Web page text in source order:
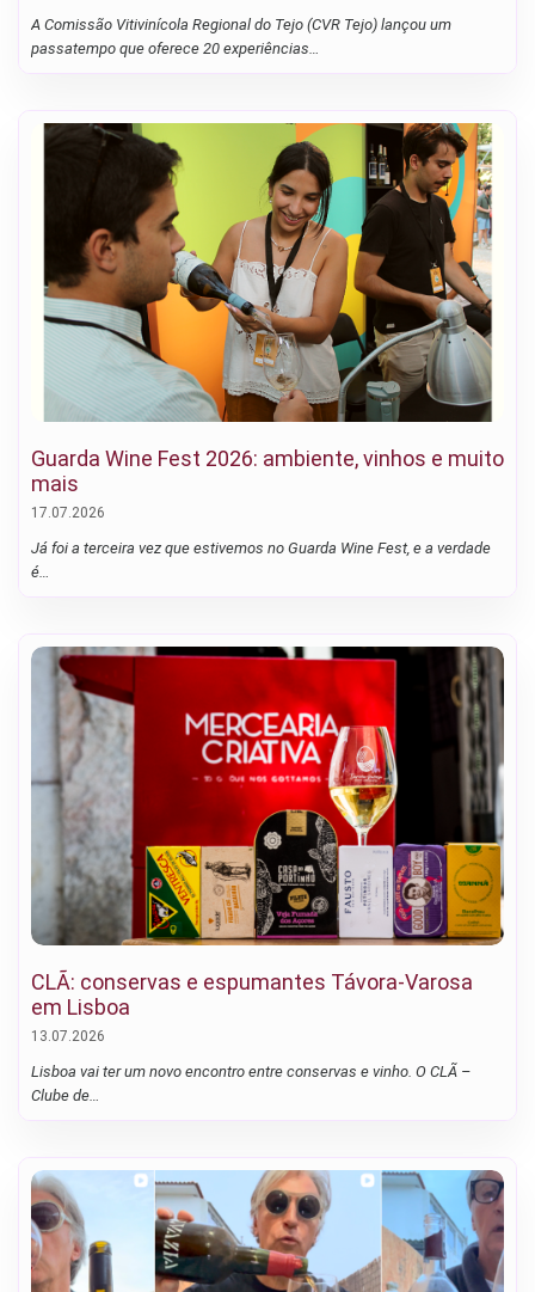
A Comissão Vitivinícola Regional do Tejo (CVR Tejo) lançou um
passatempo que oferece 20 experiências…
Guarda Wine Fest 2026: ambiente, vinhos e muito
mais
17.07.2026
Já foi a terceira vez que estivemos no Guarda Wine Fest, e a verdade
é…
CLÃ: conservas e espumantes Távora-Varosa
em Lisboa
13.07.2026
Lisboa vai ter um novo encontro entre conservas e vinho. O CLÃ –
Clube de…